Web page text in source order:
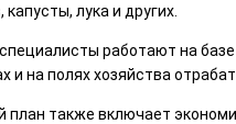
капусты, лука и других.
работают на
и на полях хозяйства
план также включает